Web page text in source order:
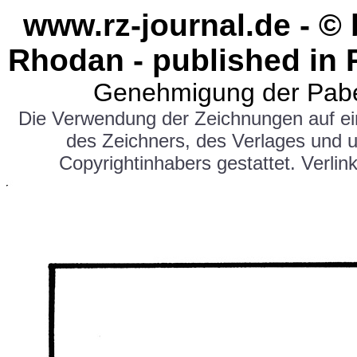
www.rz-journal.de - ©
Rhodan - published in
Genehmigung der
Die Verwendung der Zeichnungen auf
des Zeichners, des Verlages und
Copyrightinhabers gestattet.